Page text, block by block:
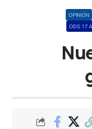
OPINIÓN
ODS 17